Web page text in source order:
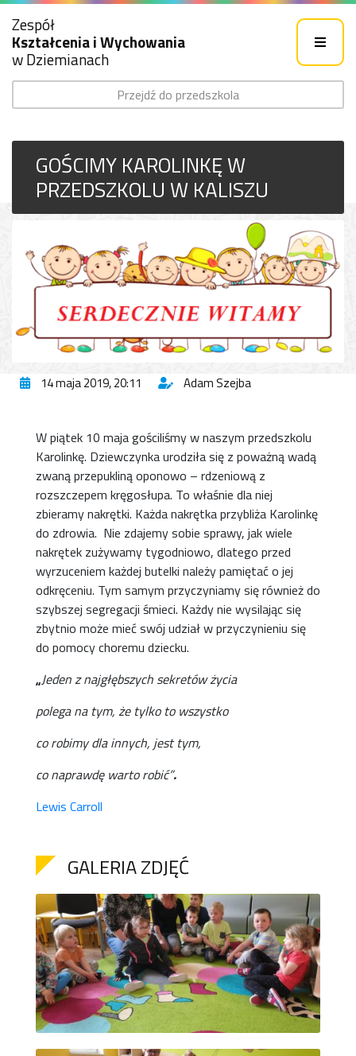
Zespół
Kształcenia i Wychowania
w Dziemianach
Przejdź do przedszkola
GOŚCIMY KAROLINKĘ W
PRZEDSZKOLU W KALISZU
14 maja 2019, 20:11 Adam Szejba
W piątek 10 maja gościliśmy w naszym przedszkolu
Karolinkę. Dziewczynka urodziła się z poważną wadą
zwaną przepukliną oponowo – rdzeniową z
rozszczepem kręgosłupa. To właśnie dla niej
zbieramy nakrętki. Każda nakrętka przybliża Karolinkę
do zdrowia. Nie zdajemy sobie sprawy, jak wiele
nakrętek zużywamy tygodniowo, dlatego przed
wyrzuceniem każdej butelki należy pamiętać o jej
odkręceniu. Tym samym przyczyniamy się również do
szybszej segregacji śmieci. Każdy nie wysilając się
zbytnio może mieć swój udział w przyczynieniu się
do pomocy choremu dziecku.
„Jeden z najgłębszych sekretów życia
polega na tym, że tylko to wszystko
co robimy dla innych, jest tym,
co naprawdę warto robić”.
Lewis Carroll
GALERIA ZDJĘĆ